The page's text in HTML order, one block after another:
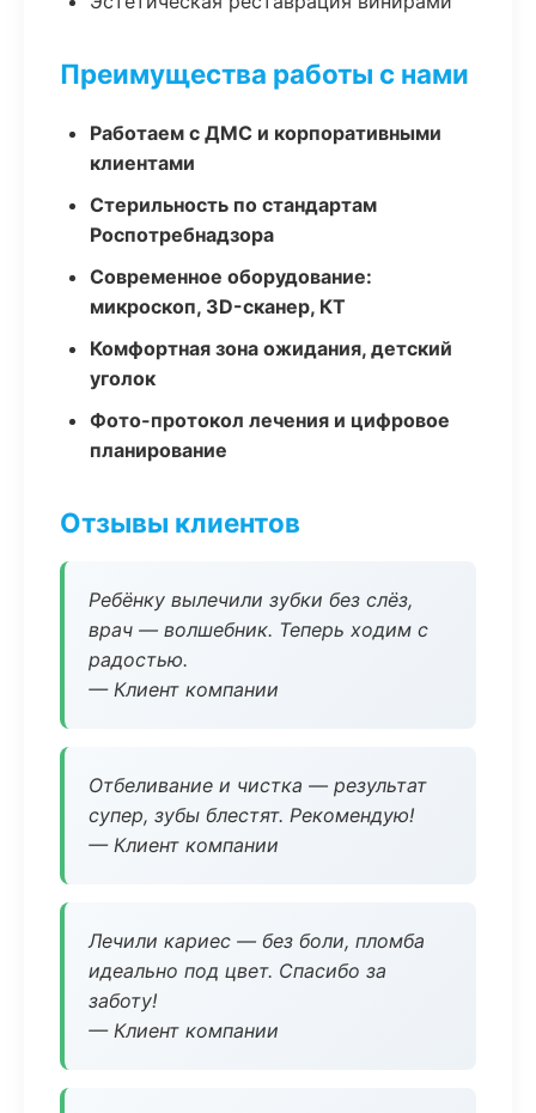
Преимущества работы с нами
Работаем с ДМС и корпоративными
клиентами
Стерильность по стандартам
Роспотребнадзора
Современное оборудование:
микроскоп, 3D-сканер, КТ
Комфортная зона ожидания, детский
уголок
Фото-протокол лечения и цифровое
планирование
Отзывы клиентов
Ребёнку вылечили зубки без слёз,
врач — волшебник. Теперь ходим с
радостью.
— Клиент компании
Отбеливание и чистка — результат
супер, зубы блестят. Рекомендую!
— Клиент компании
Лечили кариес — без боли, пломба
идеально под цвет. Спасибо за
заботу!
— Клиент компании